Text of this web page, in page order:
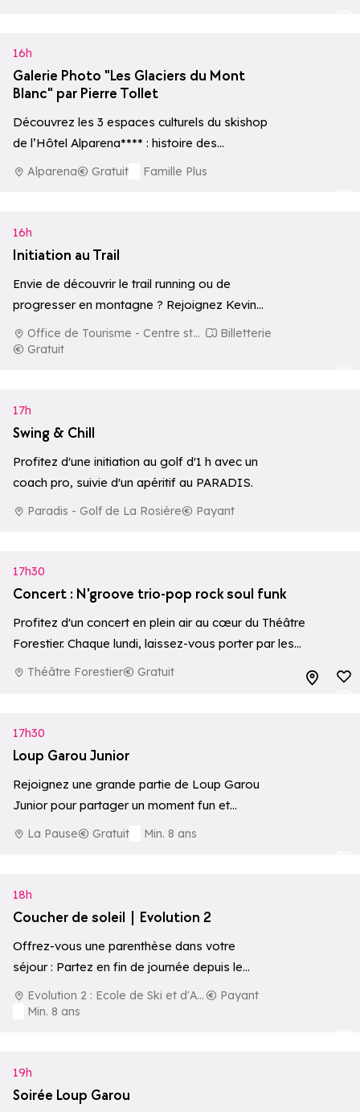
16h
Galerie Photo "Les Glaciers du Mont
Blanc" par Pierre Tollet
Découvrez les 3 espaces culturels du skishop
de l’Hôtel Alparena**** : histoire des
premières ascensions, écosystèmes
Alparena Gratuit
Famille Plus
16h
Initiation au Trail
Envie de découvrir le trail running ou de
progresser en montagne ? Rejoignez Kevin
Lagier pour une initiation dédiée aux
fondamentaux…
Office de Tourisme - Centre station
Billetterie
Gratuit
17h
Swing & Chill
Profitez d'une initiation au golf d'1 h avec un
coach pro, suivie d'un apéritif au PARADIS.
Paradis - Golf de La Rosière Payant
17h30
Concert : N'groove trio-pop rock soul funk
Profitez d'un concert en plein air au cœur du Théâtre
Forestier. Chaque lundi, laissez-vous porter par les
sonorités de groupes régionaux dans une ambiance
Théâtre Forestier Gratuit
Ajouter
17h30
Loup Garou Junior
Rejoignez une grande partie de Loup Garou
Junior pour partager un moment fun et
convivial à La Pause.
La Pause Gratuit
Min. 8 ans
18h
Coucher de soleil | Evolution 2
Offrez-vous une parenthèse dans votre
séjour : Partez en fin de journée depuis le
centre de la station pour une aventure…
Evolution 2 : Ecole de Ski et d'Aventure
Payant
Min. 8 ans
19h
Soirée Loup Garou